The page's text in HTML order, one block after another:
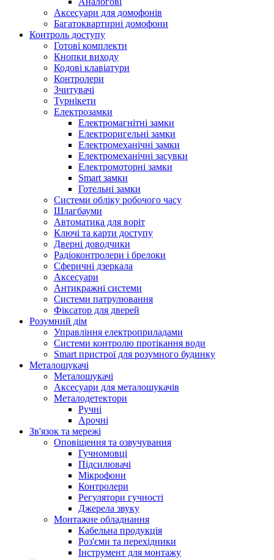
Аксесуари для домофонів
Багатоквартирні домофони
Контроль доступу
Готові комплекти
Кнопки виходу
Кодові клавіатури
Контролери
Зчитувачі
Турнікети
Електрозамки
Електромагнітні замки
Електроригельні замки
Електромеханічні замки
Електромеханічні засувки
Електромоторні замки
Smart замки
Готельні замки
Системи обліку робочого часу
Шлагбауми
Автоматика для воріт
Ключі та карти доступу
Дверні доводчики
Радіоконтролери і брелоки
Сферичні дзеркала
Аксесуари
Антикражні системи
Системи патрулювання
Фіксатор для дверей
Розумний дім
Управління електроприладами
Системи контролю протікання води
Smart пристрої для розумного будинку
Металошукачі
Металошукачі
Аксесуари для металошукачів
Металодетектори
Ручні
Арочні
Зв'язок та мережі
Оповіщення та озвучування
Гучномовці
Підсилювачі
Мікрофони
Контролери
Регулятори гучності
Джерела звуку
Монтажне обладнання
Кабельна продукція
Роз'єми та перехідники
Інструмент для монтажу